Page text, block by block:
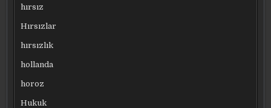
hırsız
Hırsızlar
hırsızlık
hollanda
horoz
Hukuk